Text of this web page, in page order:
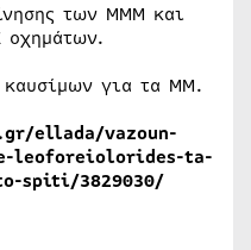
των ΜΜΜ και
οχημάτων.
για τα ΜΜ.
ellada/vazoun-
leoforeiolorides-ta-
spiti/3829030/